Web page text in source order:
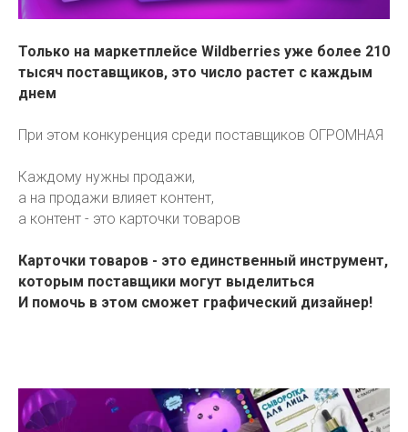
Только на маркетплейсе Wildberries уже более 210
тысяч поставщиков, это число растет с каждым
днем
При этом конкуренция среди поставщиков ОГРОМНАЯ
Каждому нужны продажи,
а на продажи влияет контент,
а контент - это карточки товаров
Карточки товаров - это единственный инструмент,
которым поставщики могут выделиться
И помочь в этом сможет графический дизайнер!